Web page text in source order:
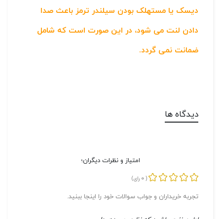
دیسک یا مستهلک بودن سیلندر ترمز باعث صدا
دادن لنت می شود، در این صورت است که شامل
ضمانت نمی گردد.
دیدگاه ها
امتیاز و نظرات دیگران؛
(
0 رای)
تجربه خریداران و جواب سوالات خود را اینجا ببنید.